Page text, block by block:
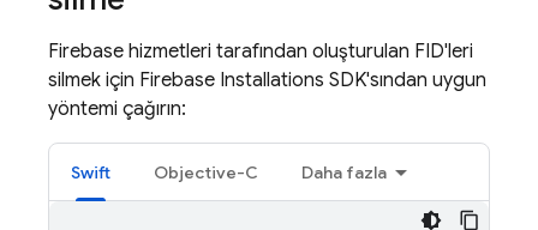
Firebase hizmetleri tarafından oluşturulan FID'leri
silmek için Firebase Installations SDK'sından uygun
yöntemi çağırın:
Swift Objective-C Daha fazla